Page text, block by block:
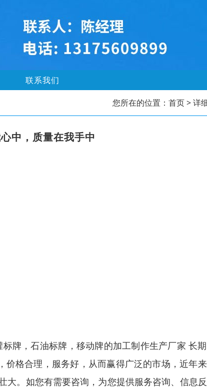
联系我们
您所在的位置： 首页> 详
中，质量在我手中
牌，石油标牌，移动牌的加工制作生产厂家 长
价格合理，服务好，从而赢得广泛的市场，近年
大。如您有需要咨询，为您提供服务咨询、信息